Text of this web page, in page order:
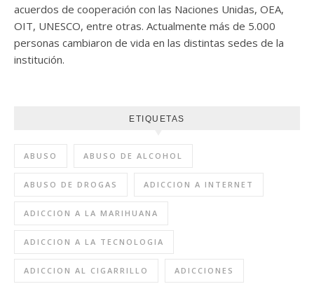
acuerdos de cooperación con las Naciones Unidas, OEA,
OIT, UNESCO, entre otras. Actualmente más de 5.000
personas cambiaron de vida en las distintas sedes de la
institución.
ETIQUETAS
ABUSO ABUSO DE ALCOHOL
ABUSO DE DROGAS ADICCION A INTERNET
ADICCION A LA MARIHUANA
ADICCION A LA TECNOLOGIA
ADICCION AL CIGARRILLO ADICCIONES